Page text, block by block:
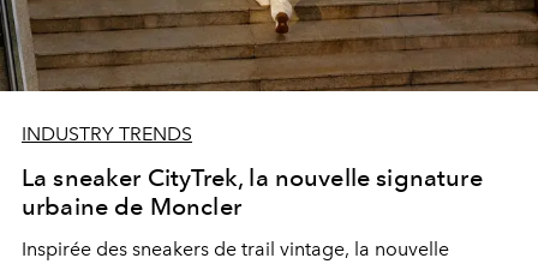
INDUSTRY TRENDS
La sneaker CityTrek, la nouvelle signature
urbaine de Moncler
Inspirée des sneakers de trail vintage, la nouvelle